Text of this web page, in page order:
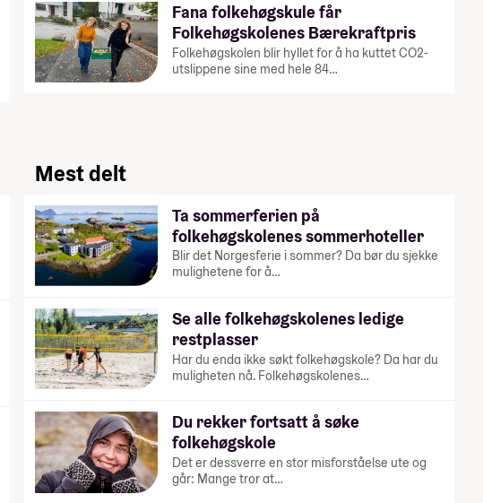
Fana folkehøgskule får
Folkehøgskolenes Bærekraftpris
Folkehøgskolen blir hyllet for å ha kuttet CO2-
utslippene sine med hele 84…
Mest delt
Ta sommerferien på
folkehøgskolenes sommerhoteller
Blir det Norgesferie i sommer? Da bør du sjekke
mulighetene for å…
Se alle folkehøgskolenes ledige
restplasser
Har du enda ikke søkt folkehøgskole? Da har du
muligheten nå. Folkehøgskolenes…
Du rekker fortsatt å søke
folkehøgskole
Det er dessverre en stor misforståelse ute og
går: Mange tror at…